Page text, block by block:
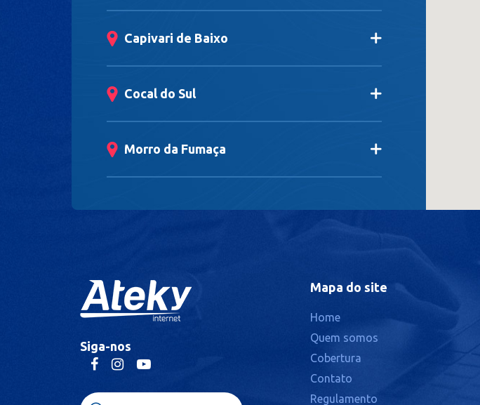
Capivari de Baixo
Cocal do Sul
Morro da Fumaça
São Ludgero
Treze de Maio
Siga-nos
Mapa do site
Home
Quem somos
Cobertura
Contato
Regulamento